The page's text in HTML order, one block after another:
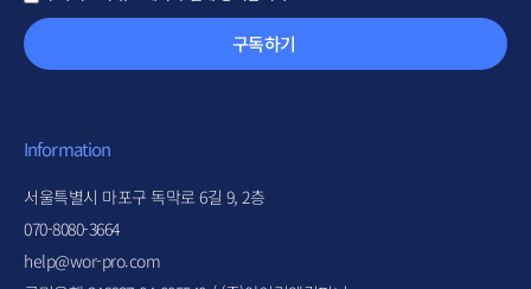
구독하기
Information
서울특별시 마포구 독막로 6길 9, 2층
070-8080-3664
help@wor-pro.com